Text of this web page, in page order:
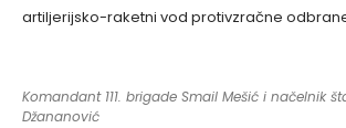
artiljerijsko-raketni vod protivzračne
Komandant 111. brigade Smail Mešić i načelnik
Džananović